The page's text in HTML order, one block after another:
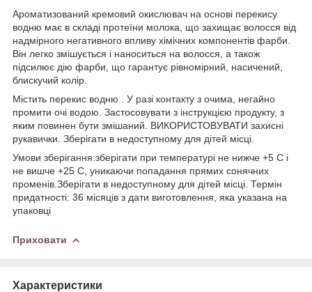
Ароматизований кремовий окислювач на основі перекису
водню має в складі протеїни молока, що захищає волосся від
надмірного негативного впливу хімічних компонентів фарби.
Він легко змішується і наноситься на волосся, а також
підсилює дію фарби, що гарантує рівномірний, насичений,
блискучий колір.
Містить перекис водню . У разі контакту з очима, негайно
промити очі водою. Застосовувати з інструкцією продукту, з
яким повинен бути змішаний. ВИКОРИСТОВУВАТИ захисні
рукавички. Зберігати в недоступному для дітей місці.
Умови зберігання:зберігати при температурі не нижче +5 С і
не вишче +25 С, уникаючи попадання прямих сонячних
променів.Зберігати в недоступному для дітей місці. Термін
придатності: 36 місяців з дати виготовлення, яка указана на
упаковці
Приховати
Характеристики